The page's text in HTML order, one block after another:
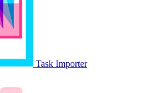
Task Importer